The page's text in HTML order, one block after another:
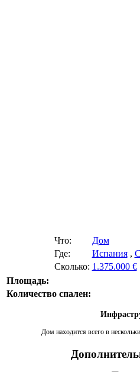
Что:
Дом
Где:
Испания,
Сколько: 1.375.000 €
Площадь:
Количество спален:
Дом находится всего в